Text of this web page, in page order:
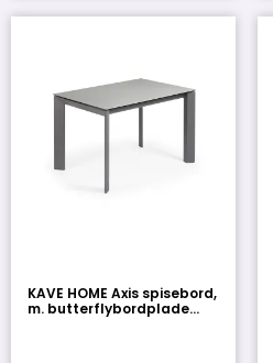
KAVE HOME Axis spisebord,
m. butterflybordplade...